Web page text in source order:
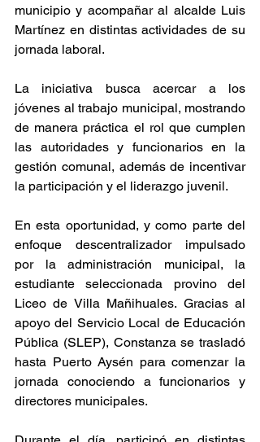
municipio y acompañar al alcalde Luis
Martínez en distintas actividades de su
jornada laboral.
La iniciativa busca acercar a los
jóvenes al trabajo municipal, mostrando
de manera práctica el rol que cumplen
las autoridades y funcionarios en la
gestión comunal, además de incentivar
la participación y el liderazgo juvenil.
En esta oportunidad, y como parte del
enfoque descentralizador impulsado
por la administración municipal, la
estudiante seleccionada provino del
Liceo de Villa Mañihuales. Gracias al
apoyo del Servicio Local de Educación
Pública (SLEP), Constanza se trasladó
hasta Puerto Aysén para comenzar la
jornada conociendo a funcionarios y
directores municipales.